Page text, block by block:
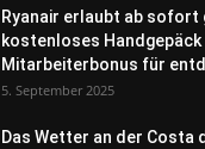
Ryanair erlaubt ab sofort
kostenloses Handgepäck
Mitarbeiterbonus für
5. September 2025
Das Wetter an der Costa